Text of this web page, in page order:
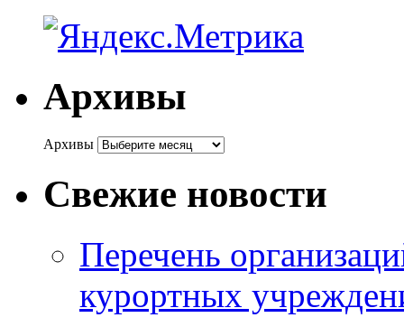
Архивы
Архивы
Свежие новости
Перечень
курортных